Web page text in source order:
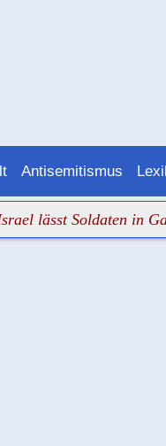
Antisemitismus
Soldaten in Gaza,